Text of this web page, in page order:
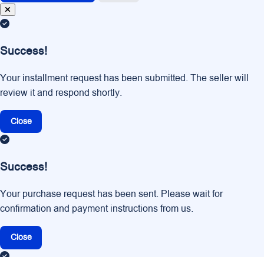
Success!
Your installment request has been submitted. The seller will
review it and respond shortly.
Close
Success!
Your purchase request has been sent. Please wait for
confirmation and payment instructions from us.
Close